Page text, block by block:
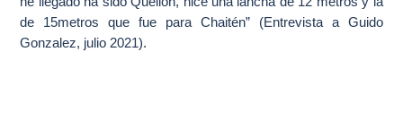
de 15metros que fue para Chaitén” (Entrevista a Guido
Gonzalez, julio 2021).